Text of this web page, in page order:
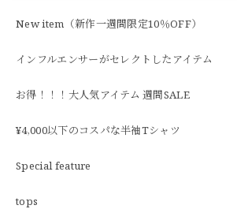
New item（新作一週間限定10％OFF）
インフルエンサーがセレクトしたアイテム
お得！！！大人気アイテム 週間SALE
¥4,000以下のコスパな半袖Tシャツ
Special feature
tops